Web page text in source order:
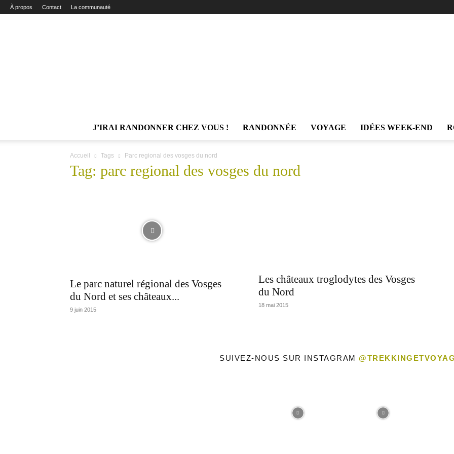
À propos Contact La communauté
Voyage
J’IRAI RANDONNER CHEZ VOUS ! RANDONNÉE VOYAGE IDÉES WEEK-END
Accueil Tags Parc regional des vosges du nord
Tag: parc regional des vosges du nord
Le parc naturel régional des Vosges
du Nord et ses châteaux...
9 juin 2015
Les châteaux troglodytes des Vosges
du Nord
18 mai 2015
SUIVEZ-NOUS SUR INSTAGRAM